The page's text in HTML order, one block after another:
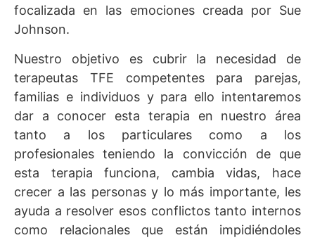
focalizada en las emociones creada por Sue
Johnson.
Nuestro objetivo es cubrirla necesidad de
terapeutas TFE competentes para parejas,
familias e individuos y para ello intentaremos
dar a conocer esta terapia en nuestro área
tanto a los particulares como a los
profesionales teniendo la convicción de que
esta terapia funciona, cambia vidas, hace
crecer a las personas y lo más importante, les
ayuda a resolver esos conflictos tanto internos
como relacionales que están impidiéndoles